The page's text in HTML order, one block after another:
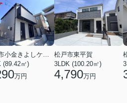
(89.42㎡)
万円
松戸市東平賀
3LDK (100.20㎡)
4,790万円